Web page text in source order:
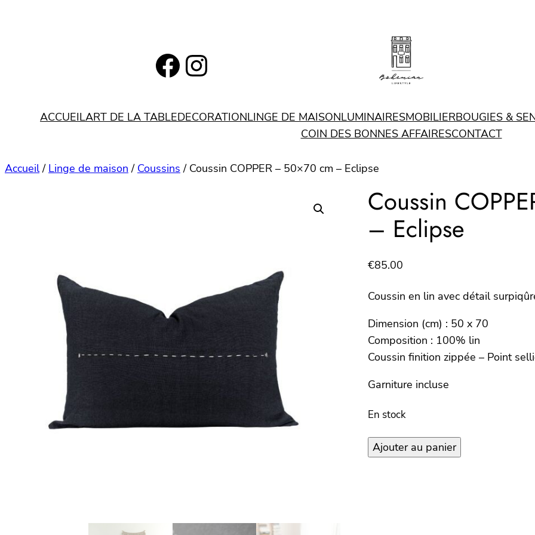
https://www.facebook.com/bohemianlifestyle.be Instagram
ACCUEILART DE LA TABLEDECORATIONLINGE DE MAISONLUMINAIRESMOBILIERBOUGIES &
COIN DES BONNES AFFAIRESCONTACT
Accueil/ Linge de maison / Coussins / Coussin COPPER – 50×70 cm – Eclipse
Coussin
– Eclipse
€85.00
Coussin en lin avec détail
Dimension (cm) : 50 x 70
Composition : 100% lin
Coussin finition zippée – Point
Garniture incluse
En stock
quantité
de
Ajouter au panier